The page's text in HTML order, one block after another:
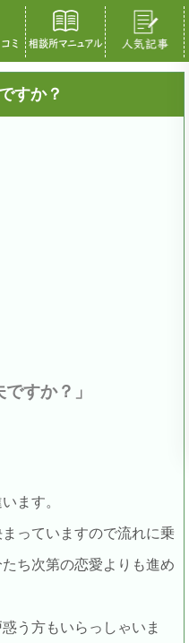
すか？
すか？」
ます。
っていますので流れに乗
ち次第の恋愛よりも進め
う方もいらっしゃいま